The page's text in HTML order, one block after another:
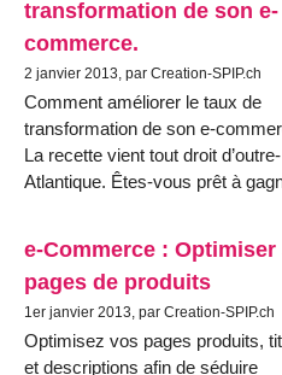
transformation de son e-
commerce.
2 janvier 2013, par Creation-SPIP.ch
Comment améliorer le taux de
transformation de son e-
La recette vient tout droit d’outre-
Atlantique. Êtes-vous prêt à
e-Commerce : Optimiser
pages de produits
1er janvier 2013, par Creation-SPIP.ch
Optimisez vos pages produits,
et descriptions afin de séduire